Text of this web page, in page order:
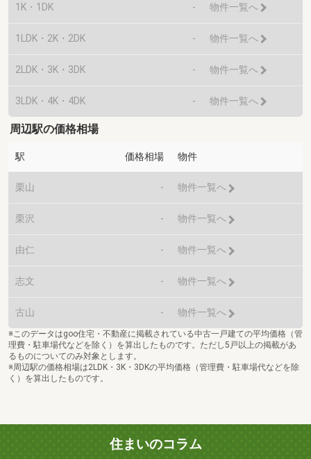
1K・1DK - 物件一覧へ
1LDK・2K・2DK - 物件一覧へ
2LDK・3K・3DK - 物件一覧へ
3LDK・4K・4DK - 物件一覧へ
周辺駅の価格相場
駅 価格相場 物件
栗山 - 物件一覧へ
栗沢 - 物件一覧へ
由仁 - 物件一覧へ
志文 - 物件一覧へ
古山 - 物件一覧へ
※このデータはgoo住宅・不動産に掲載されている中古一戸建ての平均価格（管
理費・駐車場代などを除く）を算出したものです。ただし5戸以上の掲載があ
るものについてのみ対象とします。
※周辺駅の価格相場は2LDK・3K・3DKの平均価格（管理費・駐車場代などを除
く）を算出したものです。
住まいのコラム